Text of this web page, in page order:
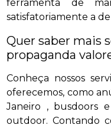
ferramenta de
satisfatoriamente a
Quer saber mais
propaganda
Conheça nossos
oferecemos, como
Janeiro , busdoors
outdoor. Contando